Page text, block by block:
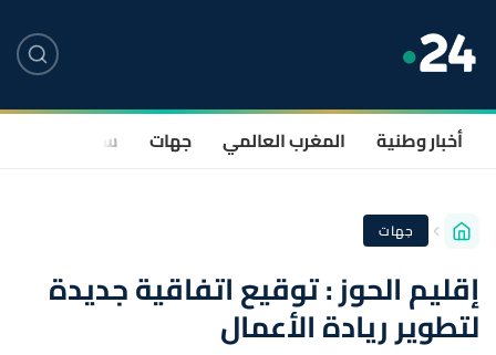
أخبار وطنية المغرب العالمي جهات سياسة
جهات
إقليم الحوز : توقيع اتفاقية جديدة
لتطوير ريادة الأعمال